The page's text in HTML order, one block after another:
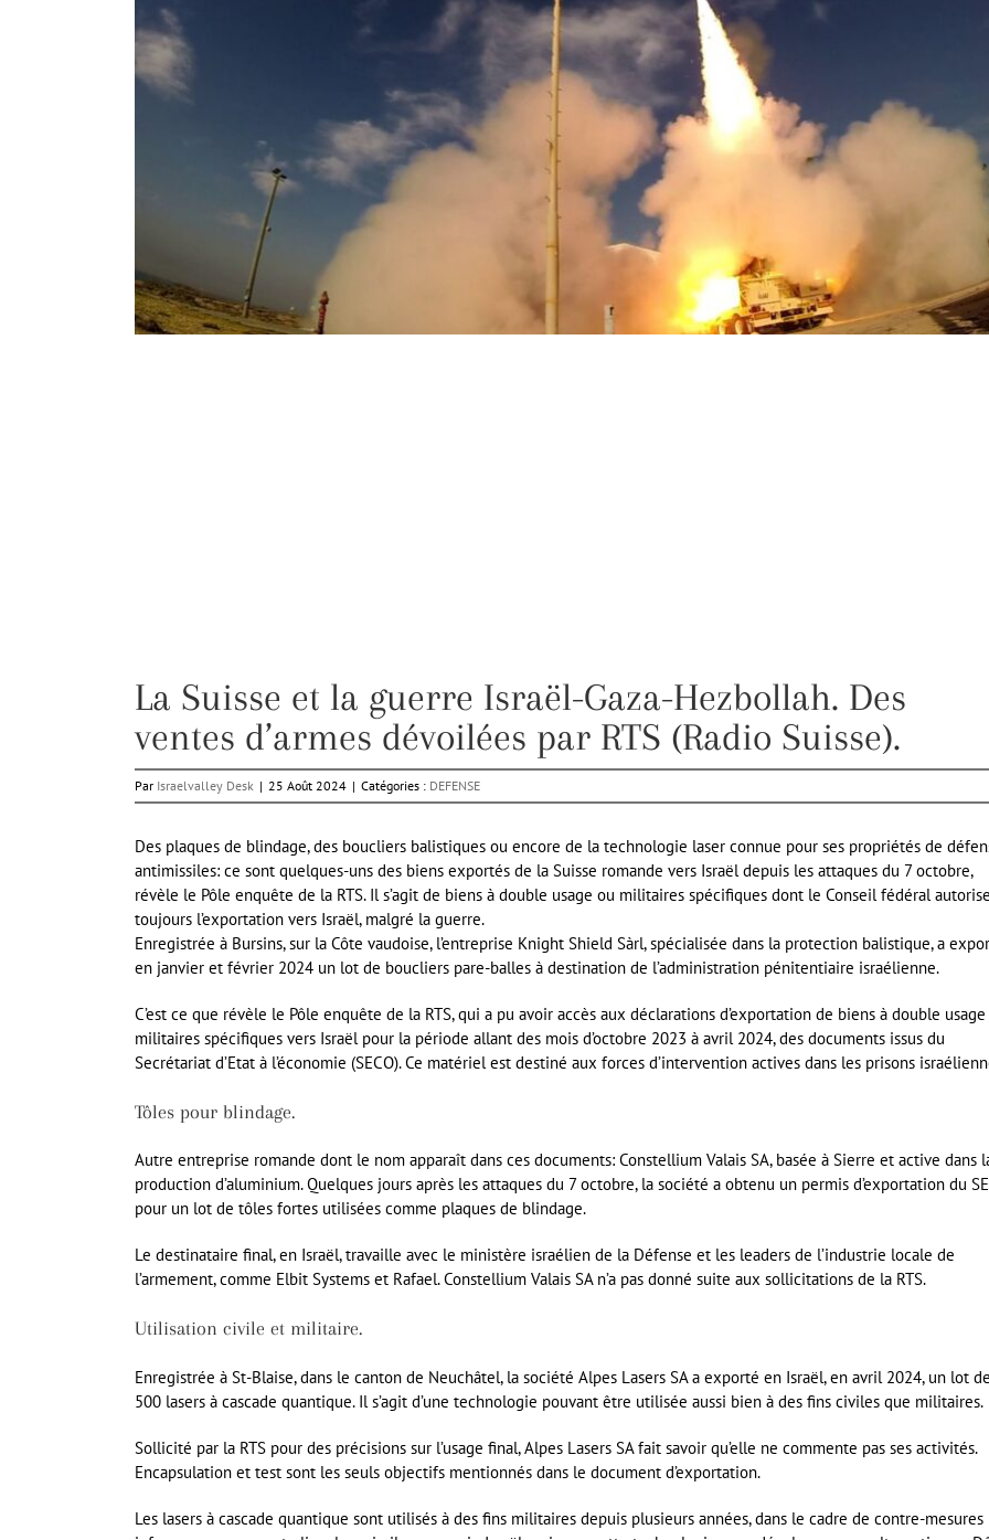
La Suisse et la guerre Israël-Gaza-Hezbollah. Des
ventes d’armes dévoilées par RTS (Radio Suisse).
Par Israelvalley Desk | 25 Août 2024 | Catégories : DEFENSE
Des plaques de blindage, des boucliers balistiques ou encore de la technologie laser connue pour ses propriétés de
antimissiles: ce sont quelques-uns des biens exportés de la Suisse romande vers Israël depuis les attaques du 7 octobre,
révèle le Pôle enquête de la RTS. Il s’agit de biens à double usage ou militaires spécifiques dont le Conseil fédéral autorise
toujours l’exportation vers Israël, malgré la guerre.
Enregistrée à Bursins, sur la Côte vaudoise, l’entreprise Knight Shield Sàrl, spécialisée dans la protection balistique, a
en janvier et février 2024 un lot de boucliers pare-balles à destination de l’administration pénitentiaire israélienne.
C’est ce que révèle le Pôle enquête de la RTS, qui a pu avoir accès aux déclarations d’exportation de biens à double
militaires spécifiques vers Israël pour la période allant des mois d’octobre 2023 à avril 2024, des documents issus du
Secrétariat d’Etat à l’économie (SECO). Ce matériel est destiné aux forces d’intervention actives dans les prisons
Tôles pour blindage.
Autre entreprise romande dont le nom apparaît dans ces documents: Constellium Valais SA, basée à Sierre et active dans
production d’aluminium. Quelques jours après les attaques du 7 octobre, la société a obtenu un permis d’exportation du
pour un lot de tôles fortes utilisées comme plaques de blindage.
Le destinataire final, en Israël, travaille avec le ministère israélien de la Défense et les leaders de l’industrie locale de
l’armement, comme Elbit Systems et Rafael. Constellium Valais SA n’a pas donné suite aux sollicitations de la RTS.
Utilisation civile et militaire.
Enregistrée à St-Blaise, dans le canton de Neuchâtel, la société Alpes Lasers SA a exporté en Israël, en avril 2024, un lot de
500 lasers à cascade quantique. Il s’agit d’une technologie pouvant être utilisée aussi bien à des fins civiles que militaires.
Sollicité par la RTS pour des précisions sur l’usage final, Alpes Lasers SA fait savoir qu’elle ne commente pas ses activités.
Encapsulation et test sont les seuls objectifs mentionnés dans le document d’exportation.
Les lasers à cascade quantique sont utilisés à des fins militaires depuis plusieurs années, dans le cadre de contre-mesures